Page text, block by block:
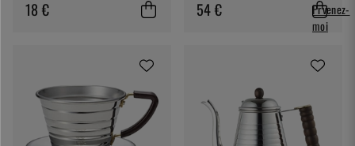
18 € 54 €
Prvenez-
moi